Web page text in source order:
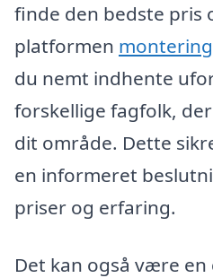
finde den bedste pris
platformen
du nemt indhente
forskellige fagfolk,
dit område. Dette
en informeret
priser og erfaring.
Det kan også være